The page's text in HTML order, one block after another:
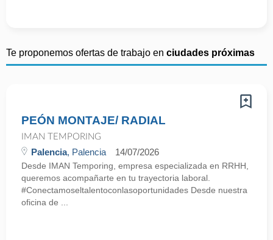
Te proponemos ofertas de trabajo en ciudades próximas
PEÓN MONTAJE/ RADIAL
IMAN TEMPORING
Palencia, Palencia 14/07/2026
Desde IMAN Temporing, empresa especializada en RRHH,
queremos acompañarte en tu trayectoria laboral.
#Conectamoseltalentoconlasoportunidades Desde nuestra
oficina de ...